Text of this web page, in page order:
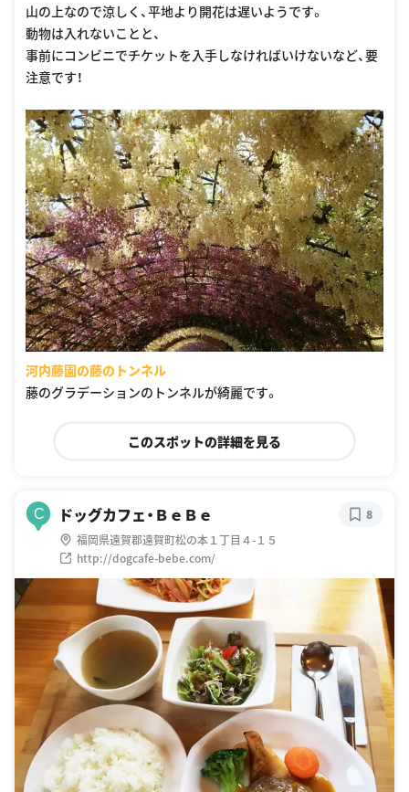
山の上なので涼しく、平地より開花は遅いようです。
動物は入れないことと、
事前にコンビニでチケットを入手しなければいけないなど、要
注意です！
河内藤園の藤のトンネル
藤のグラデーションのトンネルが綺麗です。
このスポットの詳細を見る
C ドッグカフェ・ＢｅＢｅ
福岡県遠賀郡遠賀町松の本１丁目４-１５
http://dogcafe-bebe.com/
8